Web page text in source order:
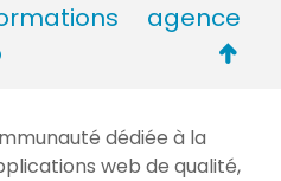
agence
de
dédiée à la
web de qualité,